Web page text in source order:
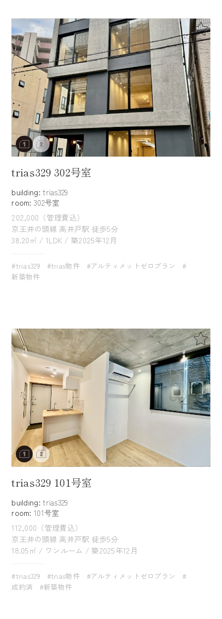
trias329 302号室
building: trias329
room: 302号室
202,000（管理費込）
京王井の頭線 高井戸駅 徒歩5分
38.20㎡ / 1LDK / 築2025年12月
#trias329 #trias物件 #アルティメットゼロプラン
#
新築物件
trias329 101号室
building: trias329
room: 101号室
112,000（管理費込）
京王井の頭線 高井戸駅 徒歩5分
18.05㎡ / ワンルーム / 築2025年12月
#trias329 #trias物件 #アルティメットゼロプラン
#
成約済
#新築物件